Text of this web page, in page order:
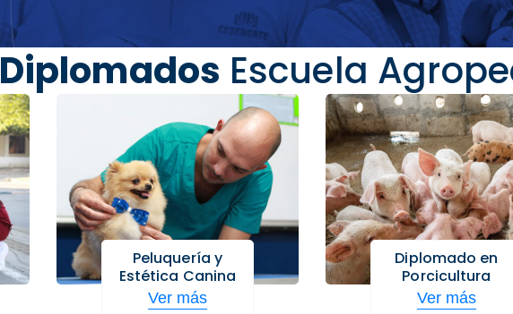
Diplomados Escuela
Peluquería y
Estética Canina
Ver más
Diplomado en
Porcicultura
Ver más